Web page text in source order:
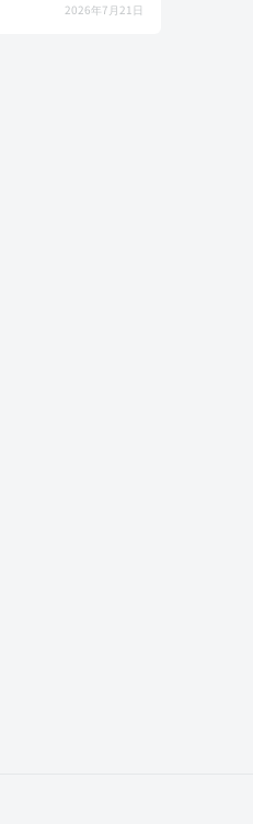
2026年7月21日